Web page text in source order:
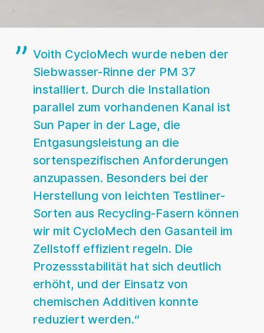
Voith CycloMech wurde neben der
Siebwasser-Rinne der PM 37
installiert. Durch die Installation
parallel zum vorhandenen Kanal ist
Sun Paper in der Lage, die
Entgasungsleistung an die
sortenspezifischen Anforderungen
anzupassen. Besonders bei der
Herstellung von leichten Testliner-
Sorten aus Recycling-Fasern können
wir mit CycloMech den Gasanteil im
Zellstoff effizient regeln. Die
Prozessstabilität hat sich deutlich
erhöht, und der Einsatz von
chemischen Additiven konnte
reduziert werden.